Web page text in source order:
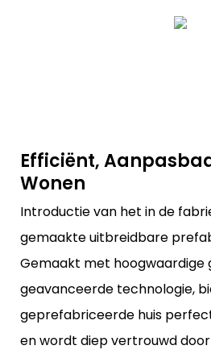
Efficiënt,
Wonen
Introductie van het in de
gemaakte uitbreidbare
Gemaakt met hoogwaardige
geavanceerde technologie,
geprefabriceerde huis
en wordt diep vertrouwd